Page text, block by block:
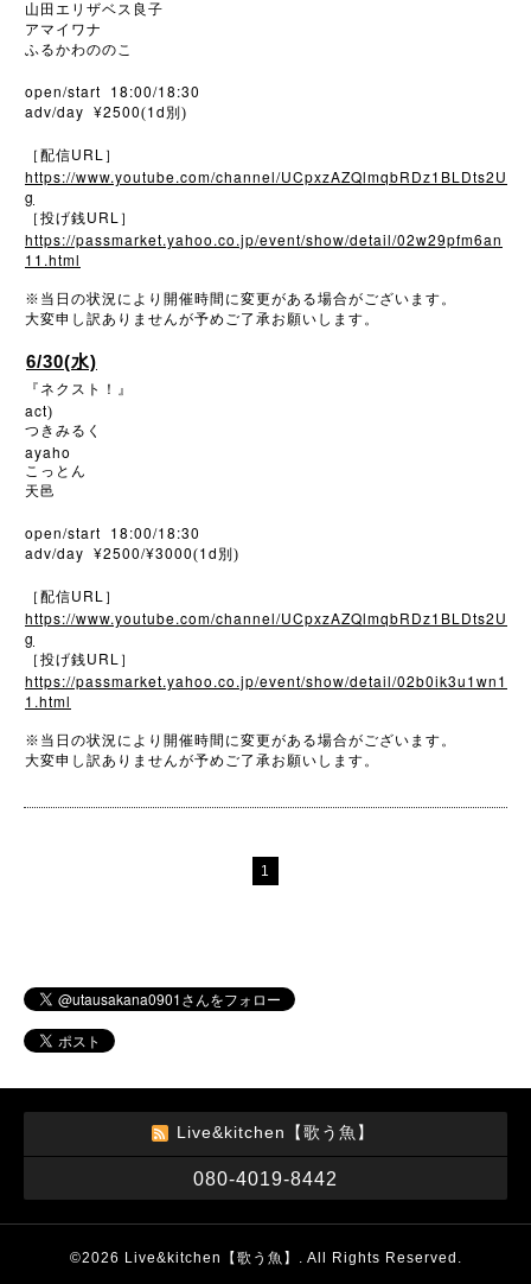
山田エリザベス良子
アマイワナ
ふるかわののこ
open/start 18:00/18:30
adv/day ¥2500(1d 別)
［配信URL ］
https://www.youtube.com/channel/UCpxzAZQlmqbRDz1BLDts2U
g
［投げ銭URL ］
https://passmarket.yahoo.co.jp/event/show/detail/02w29pfm6an
11.html
※ 当日の状況により開催時間に変更がある場合がございます。
大変申し訳ありませんが予めご了承お願いします。
6/30(水)
『ネクスト！』
act)
つきみるく
ayaho
こっとん
天邑
open/start 18:00/18:30
adv/day ¥2500/¥3000(1d 別)
［配信URL ］
https://www.youtube.com/channel/UCpxzAZQlmqbRDz1BLDts2U
g
［投げ銭URL ］
https://passmarket.yahoo.co.jp/event/show/detail/02b0ik3u1wn1
1.html
※ 当日の状況により開催時間に変更がある場合がございます。
大変申し訳ありませんが予めご了承お願いします。
1
Live&kitchen【歌う魚】
080-4019-8442
©2026 Live&kitchen【歌う魚】 . All Rights Reserved.